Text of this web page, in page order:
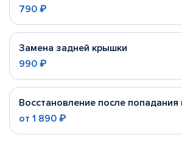
790 ₽
Замена задней крышки
990 ₽
Восстановление после попадания
от 1 890 ₽